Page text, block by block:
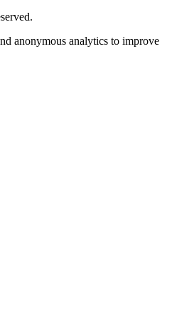
anonymous analytics to improve